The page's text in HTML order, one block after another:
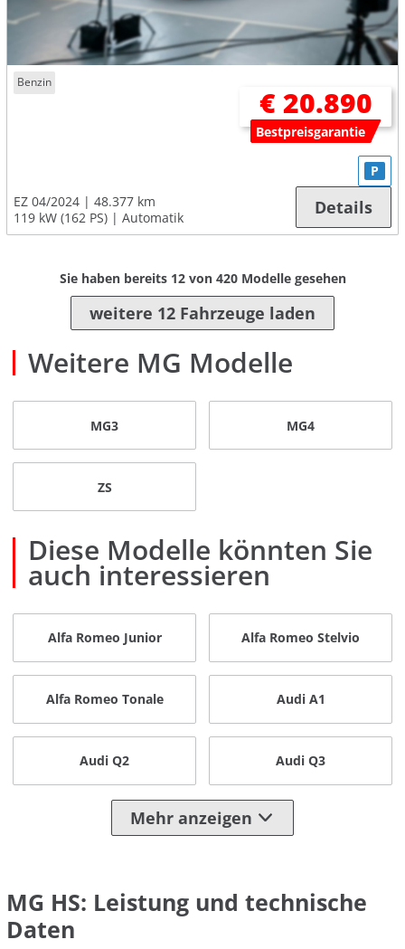
Benzin
€ 20.890
Bestpreisgarantie
EZ 04/2024
48.377 km
119 kW (162 PS)
Automatik
P
Details
Sie haben bereits 12von 420Modelle gesehen
weitere 12 Fahrzeuge laden
Weitere MG Modelle
MG3 MG4
ZS
Diese Modelle könnten Sie
auch interessieren
Alfa Romeo Junior Alfa Romeo Stelvio
Alfa Romeo Tonale Audi A1
Audi Q2 Audi Q3
Mehr anzeigen
MG HS: Leistung und technische
Daten